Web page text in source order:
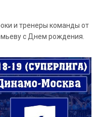
и тренеры команды от
с Днем рождения.